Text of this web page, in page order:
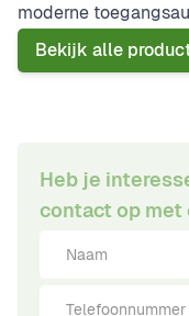
moderne
Bekijk alle
Heb je
contact op met